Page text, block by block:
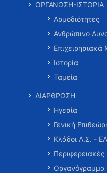
ΟΡΓΑΝΩΣΗ-ΙΣΤΟΡΙΑ
Αρμοδιότητες
Ανθρώπινο
Επιχειρησιακά
Ιστορία
Ταμεία
ΔΙΑΡΘΡΩΣΗ
Ηγεσία
Γενική
Κλάδοι Λ.Σ. -